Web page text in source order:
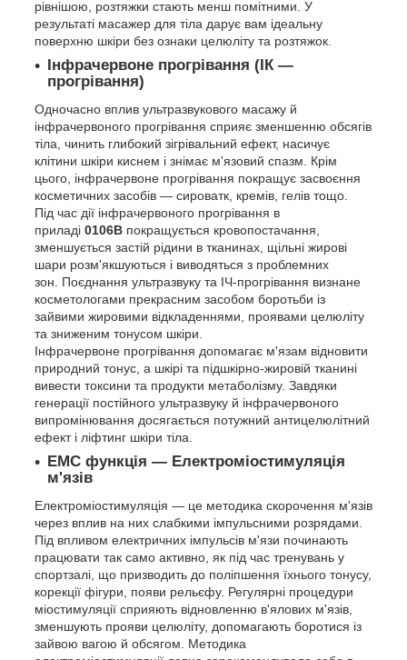
рівнішою, розтяжки стають менш помітними. У
результаті масажер для тіла дарує вам ідеальну
поверхню шкіри без ознаки целюліту та розтяжок.
Інфрачервоне прогрівання (ІК —
прогрівання)
Одночасно вплив ультразвукового масажу й
інфрачервоного прогрівання сприяє зменшенню обсягів
тіла, чинить глибокий зігрівальний ефект, насичує
клітини шкіри киснем і знімає м'язовий спазм. Крім
цього, інфрачервоне прогрівання покращує засвоєння
косметичних засобів — сироватк, кремів, гелів тощо.
Під час дії інфрачервоного прогрівання в
приладі 0106B покращується кровопостачання,
зменшується застій рідини в тканинах, щільні жирові
шари розм'якшуються і виводяться з проблемних
зон. Поєднання ультразвуку та ІЧ-прогрівання визнане
косметологами прекрасним засобом боротьби із
зайвими жировими відкладеннями, проявами целюліту
та зниженим тонусом шкіри.
Інфрачервоне прогрівання допомагає м'язам відновити
природний тонус, а шкірі та підшкірно-жировій тканині
вивести токсини та продукти метаболізму. Завдяки
генерації постійного ультразвуку й інфрачервоного
випромінювання досягається потужний антицелюлітний
ефект і ліфтинг шкіри тіла.
ЕМС функція — Електроміостимуляція
м'язів
Електроміостимуляція — це методика скорочення м'язів
через вплив на них слабкими імпульсними розрядами.
Під впливом електричних імпульсів м'язи починають
працювати так само активно, як під час тренувань у
спортзалі, що призводить до поліпшення їхнього тонусу,
корекції фігури, появи рельєфу. Регулярні процедури
міостимуляції сприяють відновленню в'ялових м'язів,
зменшують прояви целюліту, допомагають боротися із
зайвою вагою й обсягом. Методика